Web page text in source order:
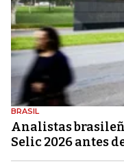
BRASIL
Analistas
Selic 2026 antes